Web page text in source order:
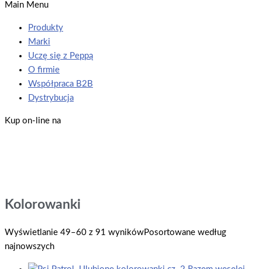
Main Menu
Produkty
Marki
Uczę się z Peppą
O firmie
Współpraca B2B
Dystrybucja
Kup on-line na
Kolorowanki
Wyświetlanie 49–60 z 91 wynikówPosortowane według
najnowszych